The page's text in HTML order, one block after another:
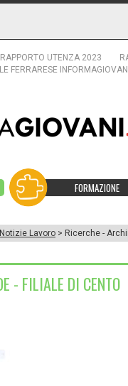
RAPPORTO UTENZA 2023
FERRARESE INFORMAGIOVANI
FORMAZIONE
Notizie Lavoro > Ricerche -
- FILIALE DI CENTO